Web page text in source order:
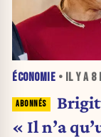
ÉCONOMIE • IL Y A 8
« Il n’a